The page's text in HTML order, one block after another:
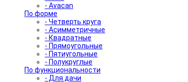
- Avacan
По форме
- Четверть круга
- Асимметричные
- Квадратные
- Прямоугольные
- Пятиугольные
- Полукруглые
По функциональности
- Для дачи